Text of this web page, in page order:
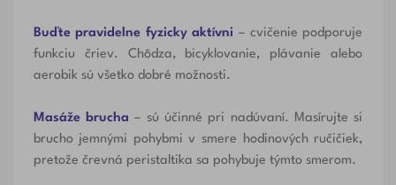
Buďte pravidelne fyzicky aktívni – cvičenie podporuje
funkciu čriev. Chôdza, bicyklovanie, plávanie alebo
aerobik sú všetko dobré možnosti.
Masáže brucha– sú účinné pri nadúvaní. Masírujte si
brucho jemnými pohybmi v smere hodinových ručičiek,
pretože črevná peristaltika sa pohybuje týmto smerom.